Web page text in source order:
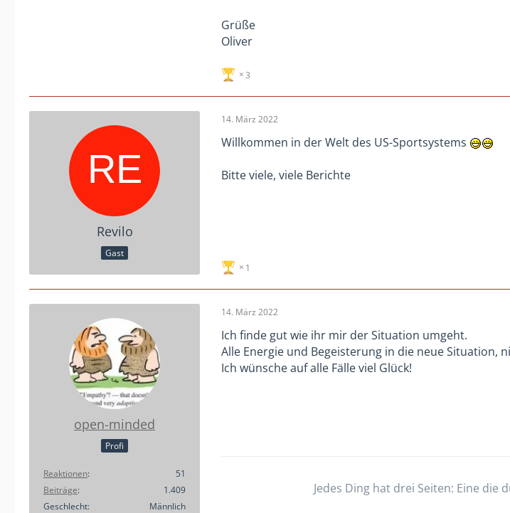
Grüße
Oliver
3
Revilo
Gast
14. März 2022
Willkommen in der Welt des US-Sportsystems
Bitte viele, viele Berichte
1
open-minded
Profi
Reaktionen
51
Beiträge
1.409
Geschlecht
Männlich
14. März 2022
Ich finde gut wie ihr mir der Situation umgeht.
Alle Energie und Begeisterung in die neue
Ich wünsche auf alle Fälle viel Glück!
Jedes Ding hat drei Seiten: Eine die